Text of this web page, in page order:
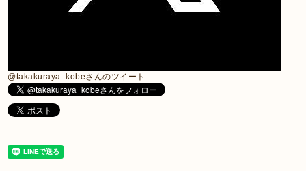
@takakuraya_kobeさんのツイート